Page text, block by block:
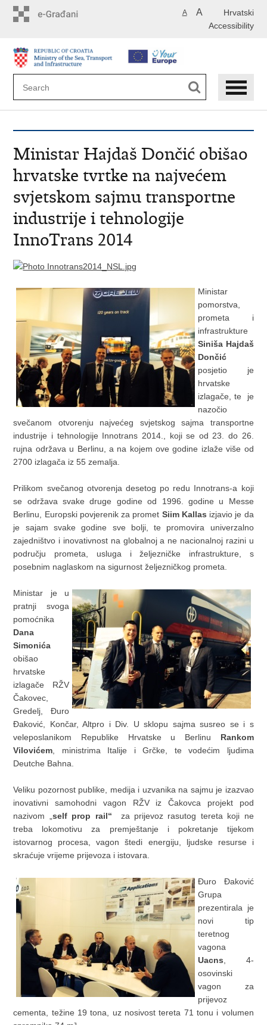
Hrvatski
A A
Accessibility
Ministar Hajdaš Dončić obišao
hrvatske tvrtke na najvećem
svjetskom sajmu transportne
industrije i tehnologije
InnoTrans 2014
Ministar
pomorstva,
prometa i
infrastrukture
Siniša Hajdaš
Dončić
posjetio je
hrvatske
izlagače, te je
nazočio
svečanom otvorenju najvećeg svjetskog sajma transportne
industrije i tehnologije Innotrans 2014., koji se od 23. do 26.
rujna održava u Berlinu, a na kojem ove godine izlaže više od
2700 izlagača iz 55 zemalja.
Prilikom svečanog otvorenja desetog po redu Innotrans-a koji
se održava svake druge godine od 1996. godine u Messe
Berlinu, Europski povjerenik za promet Siim Kallas izjavio je da
je sajam svake godine sve bolji, te promovira univerzalno
zajedništvo i inovativnost na globalnoj a ne nacionalnoj razini u
području prometa, usluga i željezničke infrastrukture, s
posebnim naglaskom na sigurnost željezničkog prometa.
Ministar je u
pratnji svoga
pomoćnika
Dana
Simonića
obišao
hrvatske
izlagače RŽV
Čakovec,
Gredelj, Đuro
Đaković, Končar, Altpro i Div. U sklopu sajma susreo se i s
veleposlanikom Republike Hrvatske u Berlinu Rankom
Vilovićem, ministrima Italije i Grčke, te vodećim ljudima
Deutche Bahna.
Veliku pozornost publike, medija i uzvanika na sajmu je izazvao
inovativni samohodni vagon RŽV iz Čakovca projekt pod
nazivom „self prop rail“ za prijevoz rasutog tereta koji ne
treba lokomotivu za premještanje i pokretanje tijekom
istovarnog procesa, vagon štedi energiju, ljudske resurse i
skraćuje vrijeme prijevoza i istovara.
Đuro Đaković
Grupa
prezentirala je
novi tip
teretnog
vagona
Uacns, 4-
osovinski
vagon za
prijevoz
cementa, težine 19 tona, uz nosivost tereta 71 tonu i volumen